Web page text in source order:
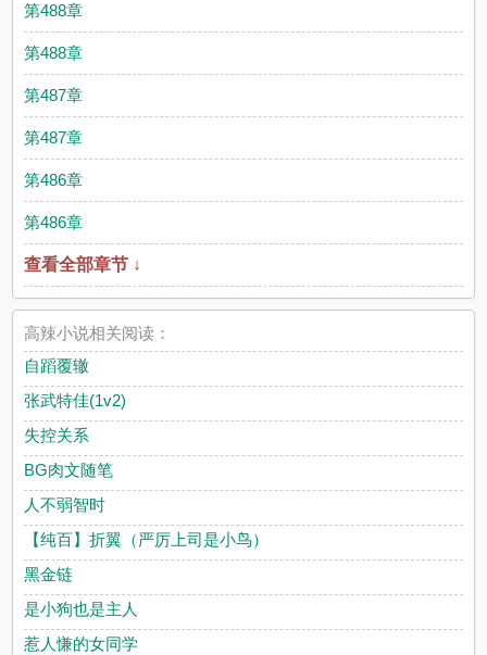
第488章
第488章
第487章
第487章
第486章
第486章
查看全部章节 ↓
高辣小说相关阅读：
自蹈覆辙
张武特佳(1v2)
失控关系
BG肉文随笔
人不弱智时
【纯百】折翼（严厉上司是小鸟）
黑金链
是小狗也是主人
惹人慊的女同学